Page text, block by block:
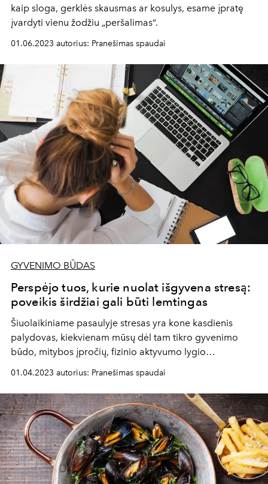
kaip sloga, gerklės skausmas ar kosulys, esame įpratę
įvardyti vienu žodžiu „peršalimas“.
01.06.2023 autorius: Pranešimas spaudai
GYVENIMO BŪDAS
Perspėjo tuos, kurie nuolat išgyvena stresą:
poveikis širdžiai gali būti lemtingas
Šiuolaikiniame pasaulyje stresas yra kone kasdienis
palydovas, kiekvienam mūsų dėl tam tikro gyvenimo
būdo, mitybos įpročių, fizinio aktyvumo lygio
01.04.2023 autorius: Pranešimas spaudai